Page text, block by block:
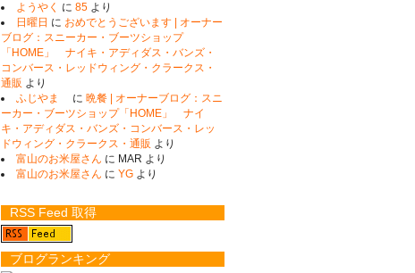
ようやく に 85 より
日曜日 に おめでとうございます | オーナー
ブログ：スニーカー・ブーツショップ
「HOME」 ナイキ・アディダス・バンズ・
コンバース・レッドウィング・クラークス・
通販 より
ふじやま
に 晩餐 | オーナーブログ：スニ
ーカー・ブーツショップ「HOME」 ナイ
キ・アディダス・バンズ・コンバース・レッ
ドウィング・クラークス・通販 より
富山のお米屋さん に MAR より
富山のお米屋さん に YG より
RSS Feed 取得
ブログランキング